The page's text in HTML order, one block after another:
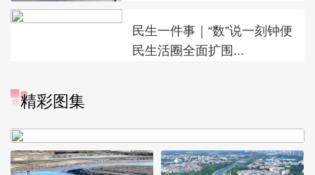
民生一件事｜“数”说一刻钟便
民生活圈全面扩围...
精彩图集
“大地指纹”奏响夏夜文旅乐